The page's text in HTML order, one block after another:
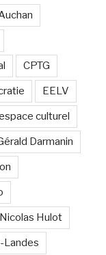
CPTG
EELV
culturel
Darmanin
Nicolas Hulot